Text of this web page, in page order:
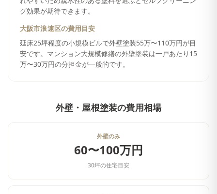
グ効果が期待できます。
大阪市浪速区の費用目安
延床25坪程度の小規模ビルで外壁塗装55万〜110万円が目
安です。マンション大規模修繕の外壁塗装は一戸あたり15
万〜30万円の分担金が一般的です。
外壁・屋根塗装の費用相場
外壁のみ
60〜100万円
30坪の住宅目安